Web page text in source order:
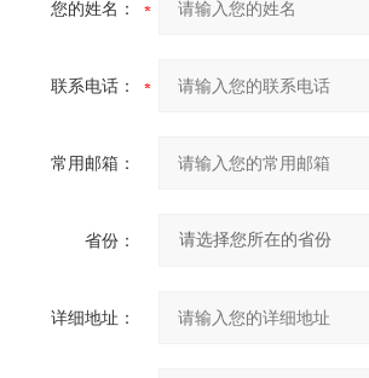
您的姓名：
联系电话：
常用邮箱：
省份：
详细地址：